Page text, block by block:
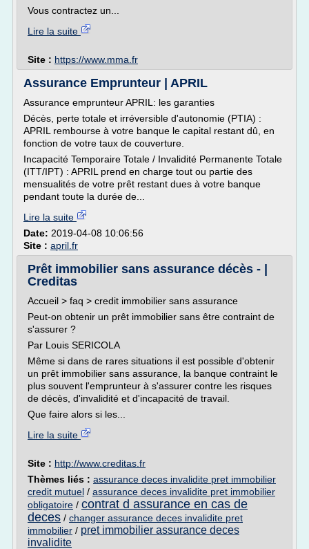
Vous contractez un...
Lire la suite
Site : https://www.mma.fr
Assurance Emprunteur | APRIL
Assurance emprunteur APRIL: les garanties
Décès, perte totale et irréversible d'autonomie (PTIA) :
APRIL rembourse à votre banque le capital restant dû, en
fonction de votre taux de couverture.
Incapacité Temporaire Totale / Invalidité Permanente Totale
(ITT/IPT) : APRIL prend en charge tout ou partie des
mensualités de votre prêt restant dues à votre banque
pendant toute la durée de...
Lire la suite
Date: 2019-04-08 10:06:56
Site : april.fr
Prêt immobilier sans assurance décès - |
Creditas
Accueil > faq > credit immobilier sans assurance
Peut-on obtenir un prêt immobilier sans être contraint de
s'assurer ?
Par Louis SERICOLA
Même si dans de rares situations il est possible d'obtenir
un prêt immobilier sans assurance, la banque contraint le
plus souvent l'emprunteur à s'assurer contre les risques
de décès, d'invalidité et d'incapacité de travail.
Que faire alors si les...
Lire la suite
Site : http://www.creditas.fr
Thèmes liés : assurance deces invalidite pret immobilier
credit mutuel / assurance deces invalidite pret immobilier
obligatoire / contrat d assurance en cas de
deces / changer assurance deces invalidite pret
immobilier / pret immobilier assurance deces
invalidite